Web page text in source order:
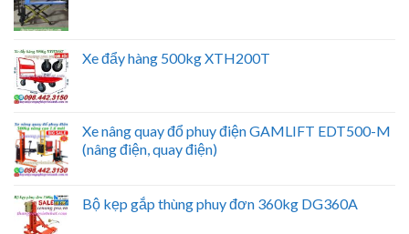
Xe đẩy hàng 500kg XTH200T
Xe nâng quay đổ phuy điện GAMLIFT EDT500-M
(nâng điện, quay điện)
Bộ kẹp gắp thùng phuy đơn 360kg DG360A